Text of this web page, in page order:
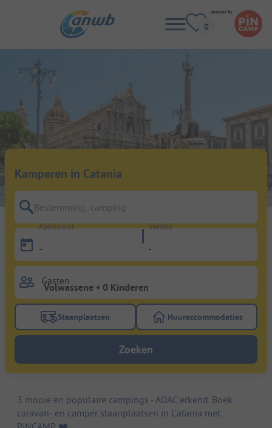
Kamperen in Catania
Bestemming, camping
Aankomst
-
Vertrek
-
Gasten
Gebruik de filterknop staanplaatsen om te zoeken
Staanplaatsen Gebruik de
Huuraccommodaties
Zoeken
3 mooie en populaire campings - ADAC erkend. Boek
caravan- en camper staanplaatsen in Catania met